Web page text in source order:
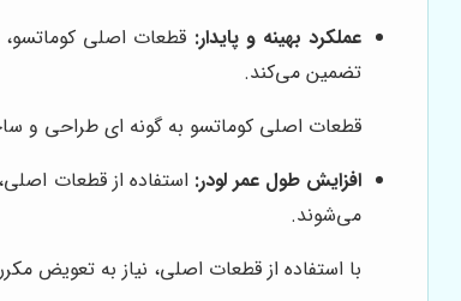
عملکرد بهینه و پایدار: قطعات اصلی کوماتسو،
تضمین می‌کند.
قطعات اصلی کوماتسو به گونه ای طراحی و
افزایش طول عمر لودر: استفاده از قطعات
می‌شوند.
با استفاده از قطعات اصلی، نیاز به تعویض